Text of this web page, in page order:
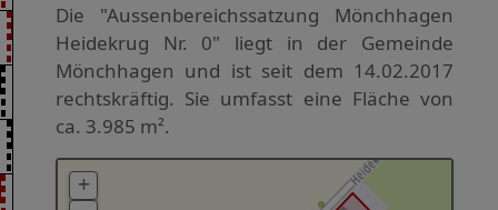
Die "Aussenbereichssatzung Mönchhagen
Heidekrug Nr. 0" liegt in der Gemeinde
Mönchhagen und ist seit dem 14.02.2017
rechtskräftig. Sie umfasst eine Fläche von
ca. 3.985 m².